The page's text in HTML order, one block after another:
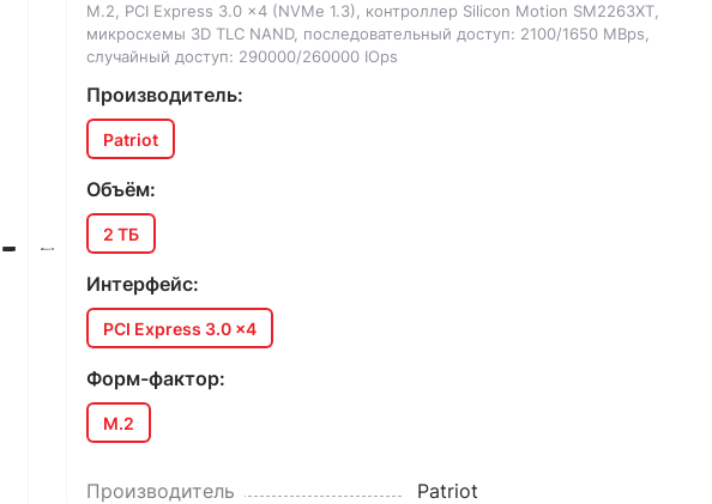
M.2, PCI Express 3.0 x4 (NVMe 1.3), контроллер Silicon Motion SM2263XT,
микросхемы 3D TLC NAND, последовательный доступ: 2100/1650 MBps,
случайный доступ: 290000/260000 IOps
Производитель:
Patriot
Объём:
2 ТБ
Интерфейс:
PCI Express 3.0 x4
Форм-фактор:
M.2
Производитель
Patriot